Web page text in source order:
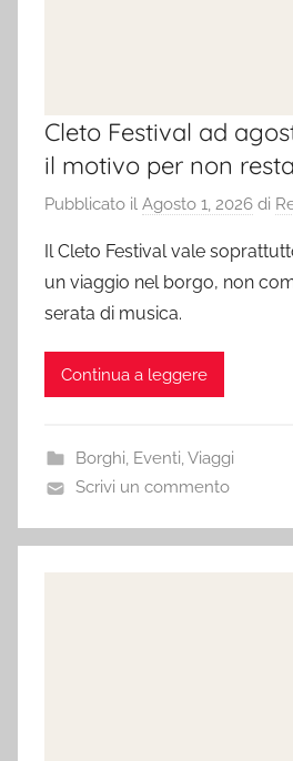
Cleto Festival ad
il motivo per non
Pubblicato il Agosto 1, 2026 di
Il Cleto Festival vale
un viaggio nel borgo, non
serata di musica.
Continua a leggere
Borghi, Eventi,Viaggi
Scrivi un commento